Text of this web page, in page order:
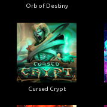
Orb of Destiny
Cursed Crypt